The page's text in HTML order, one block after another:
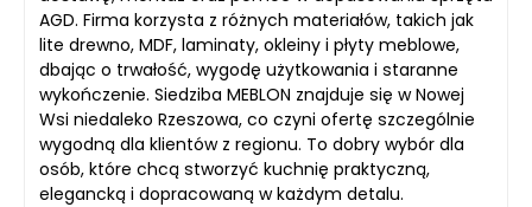
AGD. Firma korzysta z różnych materiałów, takich jak
lite drewno, MDF, laminaty, okleiny i płyty meblowe,
dbając o trwałość, wygodę użytkowania i staranne
wykończenie. Siedziba MEBLON znajduje się w Nowej
Wsi niedaleko Rzeszowa, co czyni ofertę szczególnie
wygodną dla klientów z regionu. To dobry wybór dla
osób, które chcą stworzyć kuchnię praktyczną,
elegancką i dopracowaną w każdym detalu.